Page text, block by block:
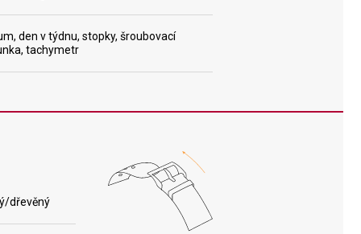
den v týdnu, stopky, šroubovací
tachymetr
dřevěný